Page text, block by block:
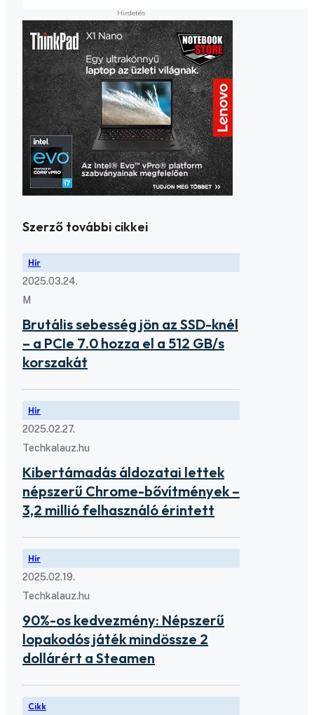
Szerző további cikkei
Hír
2025.03.24.
M
Brutális sebesség jön az SSD-knél
– a PCIe 7.0 hozza el a 512 GB/s
korszakát
Hír
2025.02.27.
Techkalauz.hu
Kibertámadás áldozatai lettek
népszerű Chrome-bővítmények –
3,2 millió felhasználó érintett
Hír
2025.02.19.
Techkalauz.hu
90%-os kedvezmény: Népszerű
lopakodós játék mindössze 2
dollárért a Steamen
Cikk